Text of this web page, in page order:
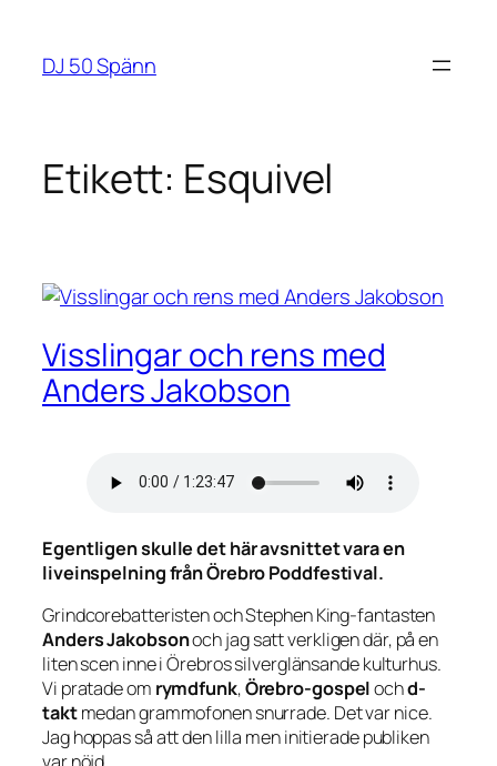
innehåll
DJ 50 Spänn
Etikett: Esquivel
Visslingar och rens med
Anders Jakobson
Egentligen skulle det här avsnittet vara en
liveinspelning från Örebro Poddfestival.
Grindcorebatteristen och Stephen King-fantasten
Anders Jakobsonoch jag satt verkligen där, på en
liten scen inne i Örebros silverglänsande kulturhus.
Vi pratade om rymdfunk,Örebro-gospelochd-
taktmedan grammofonen snurrade. Det var nice.
Jag hoppas så att den lilla men initierade publiken